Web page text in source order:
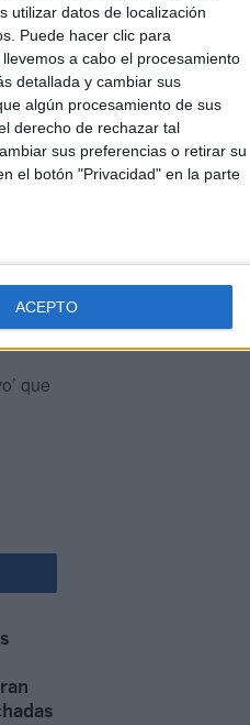
utilizar datos de localización
Puede hacer clic para
a cabo el procesamiento
detallada y cambiar sus
algún procesamiento de sus
derecho de rechazar tal
sus preferencias o retirar su
el botón "Privacidad" en la parte
ACEPTO
por
que